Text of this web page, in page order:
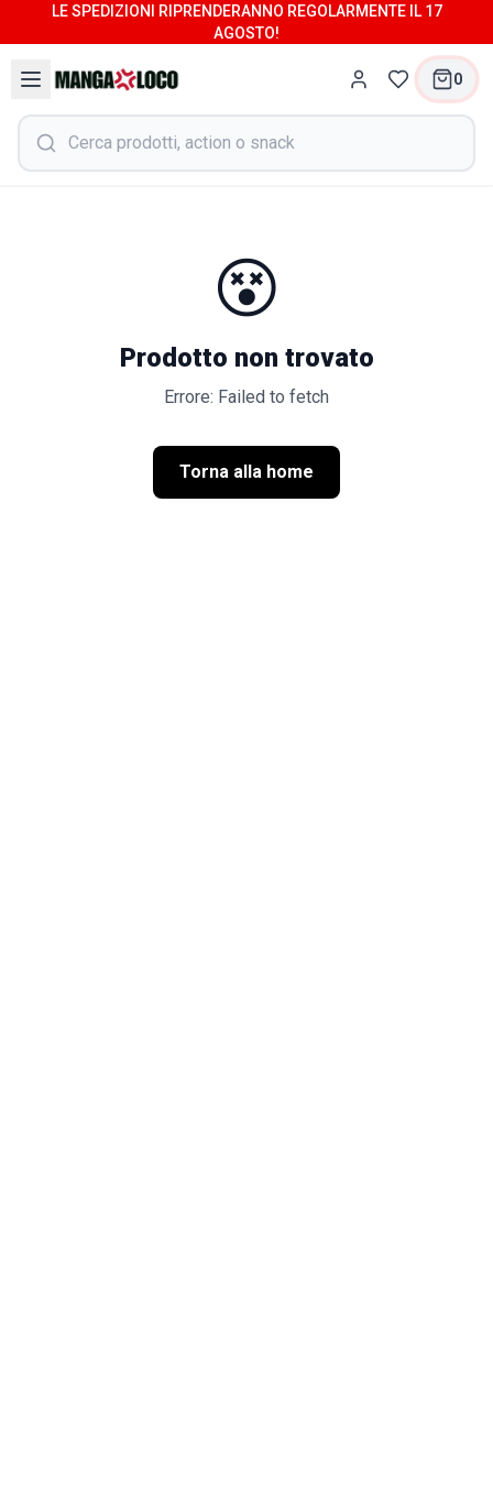
LE SPEDIZIONI RIPRENDERANNO REGOLARMENTE IL 17
AGOSTO!
0
😵
Prodotto non trovato
Errore: Failed to fetch
Torna alla home